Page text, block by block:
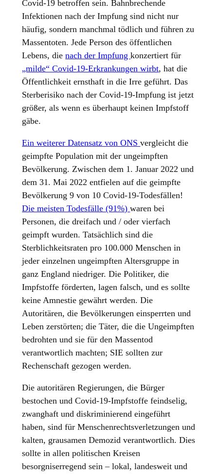
Covid-19 betroffen sein. Bahnbrechende
Infektionen nach der Impfung sind nicht nur
häufig, sondern manchmal tödlich und führen zu
Massentoten. Jede Person des öffentlichen
Lebens, dienach der Impfungkonzertiert für
„milde“ Covid-19-Erkrankungen wirbt, hat die
Öffentlichkeit ernsthaft in die Irre geführt. Das
Sterberisiko nach der Covid-19-Impfung ist jetzt
größer, als wenn es überhaupt keinen Impfstoff
gäbe.
Ein weiterer Datensatz von ONSvergleicht die
geimpfte Population mit der ungeimpften
Bevölkerung. Zwischen dem 1. Januar 2022 und
dem 31. Mai 2022 entfielen auf die geimpfte
Bevölkerung 9 von 10 Covid-19-Todesfällen!
Die meisten Todesfälle (91%)waren bei
Personen, die dreifach und / oder vierfach
geimpft wurden. Tatsächlich sind die
Sterblichkeitsraten pro 100.000 Menschen in
jeder einzelnen ungeimpften Altersgruppe in
ganz England niedriger. Die Politiker, die
Impfstoffe förderten, lagen falsch, und es sollte
keine Amnestie gewährt werden. Die
Autoritären, die Bevölkerungen einsperrten und
Leben zerstörten; die Täter, die die Ungeimpften
bedrohten und sie für den Massentod
verantwortlich machten; SIE sollten zur
Rechenschaft gezogen werden.
Die autoritären Regierungen, die Bürger
bestochen und Covid-19-Impfstoffe feindselig,
zwanghaft und diskriminierend eingeführt
haben, sind für Menschenrechtsverletzungen und
kalten, grausamen Demozid verantwortlich. Dies
sollte in allen politischen Kreisen
besorgniserregend sein – lokal, landesweit und